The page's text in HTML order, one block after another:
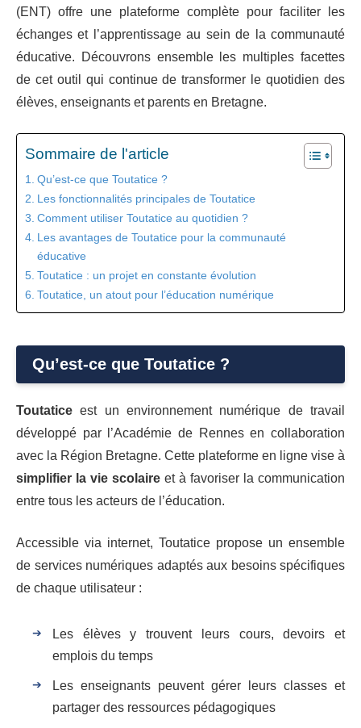
(ENT) offre une plateforme complète pour faciliter les
échanges et l’apprentissage au sein de la communauté
éducative. Découvrons ensemble les multiples facettes
de cet outil qui continue de transformer le quotidien des
élèves, enseignants et parents en Bretagne.
Sommaire de l'article
Qu’est-ce que Toutatice ?
Les fonctionnalités principales de Toutatice
Comment utiliser Toutatice au quotidien ?
Les avantages de Toutatice pour la communauté
éducative
Toutatice : un projet en constante évolution
Toutatice, un atout pour l’éducation numérique
Qu’est-ce que Toutatice ?
Toutatice est un environnement numérique de travail
développé par l’Académie de Rennes en collaboration
avec la Région Bretagne. Cette plateforme en ligne vise à
simplifier la vie scolaire et à favoriser la communication
entre tous les acteurs de l’éducation.
Accessible via internet, Toutatice propose un ensemble
de services numériques adaptés aux besoins spécifiques
de chaque utilisateur :
Les élèves y trouvent leurs cours, devoirs et
emplois du temps
Les enseignants peuvent gérer leurs classes et
partager des ressources pédagogiques